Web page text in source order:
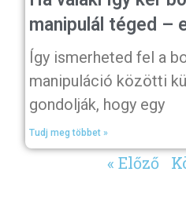
manipulál téged –
Így ismerheted fel a
manipuláció közötti
gondolják, hogy egy
Tudj meg többet »
« Előző